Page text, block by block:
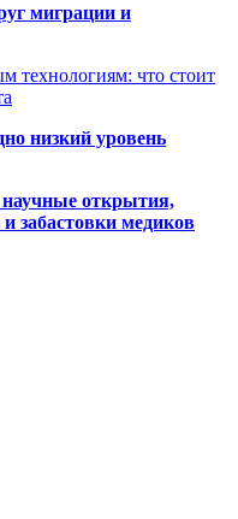
миграции и
технологиям: что стоит
низкий уровень
открытия,
забастовки медиков